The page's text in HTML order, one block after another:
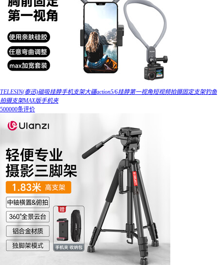
TELESIN(泰迅)磁吸挂脖手机支架大疆action5/6挂脖第一视角短视频拍摄固定支架钓鱼
拍摄支架MAX版手机夹
500000条评价